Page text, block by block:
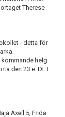
Therese
- detta för
helg
den 23:e. DET
Axell 5, Frida